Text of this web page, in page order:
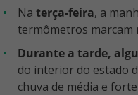
Na terça-feira, a
termômetros marcam
Durante a tarde,
do interior do estado
chuva de média e